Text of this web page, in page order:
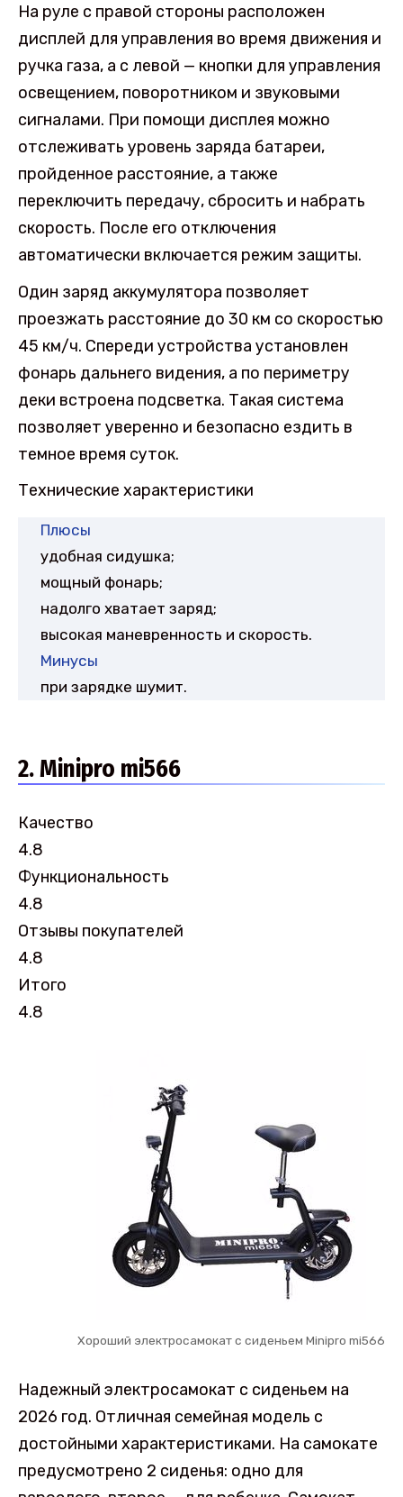
На руле с правой стороны расположен
дисплей для управления во время движения и
ручка газа, а с левой — кнопки для управления
освещением, поворотником и звуковыми
сигналами. При помощи дисплея можно
отслеживать уровень заряда батареи,
пройденное расстояние, а также
переключить передачу, сбросить и набрать
скорость. После его отключения
автоматически включается режим защиты.
Один заряд аккумулятора позволяет
проезжать расстояние до 30 км со скоростью
45 км/ч. Спереди устройства установлен
фонарь дальнего видения, а по периметру
деки встроена подсветка. Такая система
позволяет уверенно и безопасно ездить в
темное время суток.
Технические характеристики
Плюсы
удобная сидушка;
мощный фонарь;
надолго хватает заряд;
высокая маневренность и скорость.
Минусы
при зарядке шумит.
2. Minipro mi566
Качество
4.8
Функциональность
4.8
Отзывы покупателей
4.8
Итого
4.8
Хороший электросамокат с сиденьем Minipro mi566
Надежный электросамокат с сиденьем на
2026 год. Отличная семейная модель с
достойными характеристиками. На самокате
предусмотрено 2 сиденья: одно для